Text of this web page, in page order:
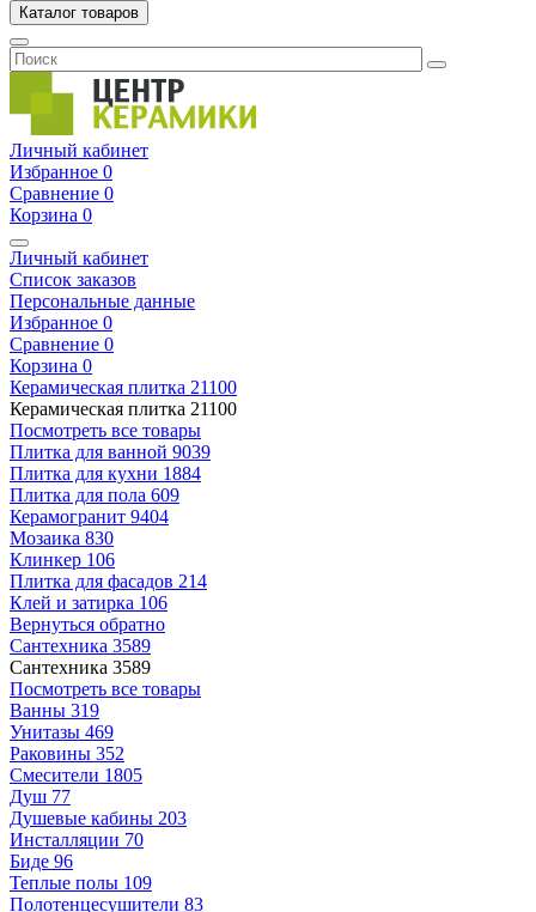
Каталог товаров
Личный кабинет
Избранное 0
Сравнение 0
Корзина 0
Личный кабинет
Список заказов
Персональные данные
Избранное 0
Сравнение 0
Корзина 0
Керамическая плитка 21100
Керамическая плитка 21100
Посмотреть все товары
Плитка для ванной 9039
Плитка для кухни 1884
Плитка для пола 609
Керамогранит 9404
Мозаика 830
Клинкер 106
Плитка для фасадов 214
Клей и затирка 106
Вернуться обратно
Сантехника 3589
Сантехника 3589
Посмотреть все товары
Ванны 319
Унитазы 469
Раковины 352
Смесители 1805
Душ 77
Душевые кабины 203
Инсталляции 70
Биде 96
Теплые полы 109
Полотенцесушители 83